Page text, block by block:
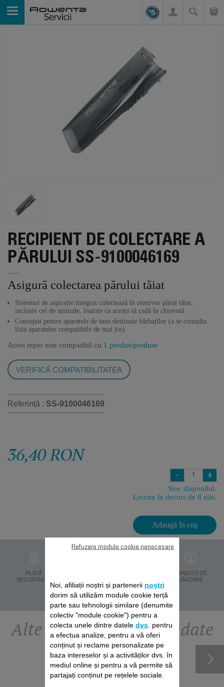
RECIPIENT DE COLECTARE A
PĂRULUI SS-9100046169
Asigură colectarea părului tăiat
Sistemul de aspirație integrat colectează în rezervor părul tăiat,
inclusiv cel de animale, înainte ca acesta să cadă în chiuvetă.
Conceput pentru aparatele de tuns destinate bărbaților (a se consulta
lista aparatelor compatibile de mai jos)
Acest reper este compatibil cu 1 produs/produse
VERIFICĂ COMPATIBILITATEA
Referință : SS-9100046169
36,40 RON
- +
Stoc disponibil.
Livrare în decurs de 8 zile.
Adaugă în coş
PLATĂ
SECURIZATĂ
PERSONALE
CONDIŢII DE
VÂNZARE
Alte accesorii recomandate
Noi, afiliații noștri și partenerii noștri
dorim să utilizăm module cookie terță
parte sau tehnologii similare (denumite
colectiv "module cookie") pentru a
colecta unele dintre datele dvs. pentru
a efectua analize, pentru a vă oferi
conținut și reclame personalizate pe
baza intereselor și a activităților dvs. în
mediul online și pentru a vă permite să
partajați conținut pe rețelele sociale.
Refuzare module cookie nenecesare